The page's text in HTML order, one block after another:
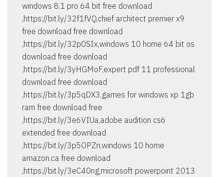
windows 8.1 pro 64 bit free download
,https://bit.ly/32f1fVQ,chief architect premier x9
free download free download
,https://bit.ly/32p0SIx,windows 10 home 64 bit os
download free download
,https://bit.ly/3yHGMoF,expert pdf 11 professional
download free download
,https://bit.ly/3p5qDX3,games for windows xp 1gb
ram free download free
,https://bit.ly/3e6VIUa,adobe audition cs6
extended free download
,https://bit.ly/3p5OPZn,windows 10 home
amazon.ca free download
,https://bit.ly/3eC40ng,microsoft powerpoint 2013